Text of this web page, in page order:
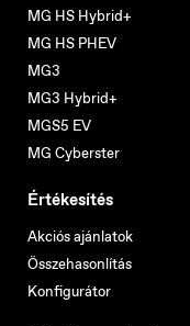
MG HS Hybrid+
MG HS PHEV
MG3
MG3 Hybrid+
MGS5 EV
MG Cyberster
Értékesítés
Akciós ajánlatok
Összehasonlítás
Konfigurátor